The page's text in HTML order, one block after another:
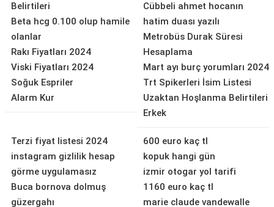
Belirtileri
Beta hcg 0.100 olup hamile
olanlar
Rakı Fiyatları 2024
Viski Fiyatları 2024
Soğuk Espriler
Alarm Kur
Cübbeli ahmet hocanın
hatim duası yazılı
Metrobüs Durak Süresi
Hesaplama
Mart ayı burç yorumları 2024
Trt Spikerleri İsim Listesi
Uzaktan Hoşlanma Belirtileri
Erkek
Terzi fiyat listesi 2024
instagram gizlilik hesap
görme uygulamasız
Buca bornova dolmuş
güzergahı
600 euro kaç tl
kopuk hangi gün
izmir otogar yol tarifi
1160 euro kaç tl
marie claude vandewalle